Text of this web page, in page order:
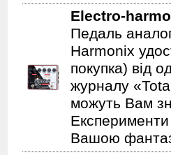
Electro-
Педаль
Harmonix
покупка) від
журналу
можуть Вам
Вашою